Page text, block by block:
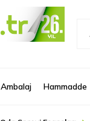
Ambalaj Hammadde